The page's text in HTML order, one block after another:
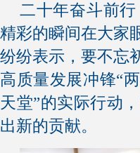
二十年奋斗前
精彩的瞬间在大家
纷纷表示，要不忘
高质量发展冲锋“
天堂”的实际行动
出新的贡献。